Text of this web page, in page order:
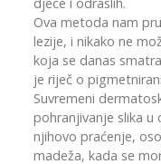
Ova metoda nam
lezije, i nikako ne
koja se danas
je riječ o
Suvremeni
pohranjivanje slika u
njihovo praćenje,
madeža, kada se